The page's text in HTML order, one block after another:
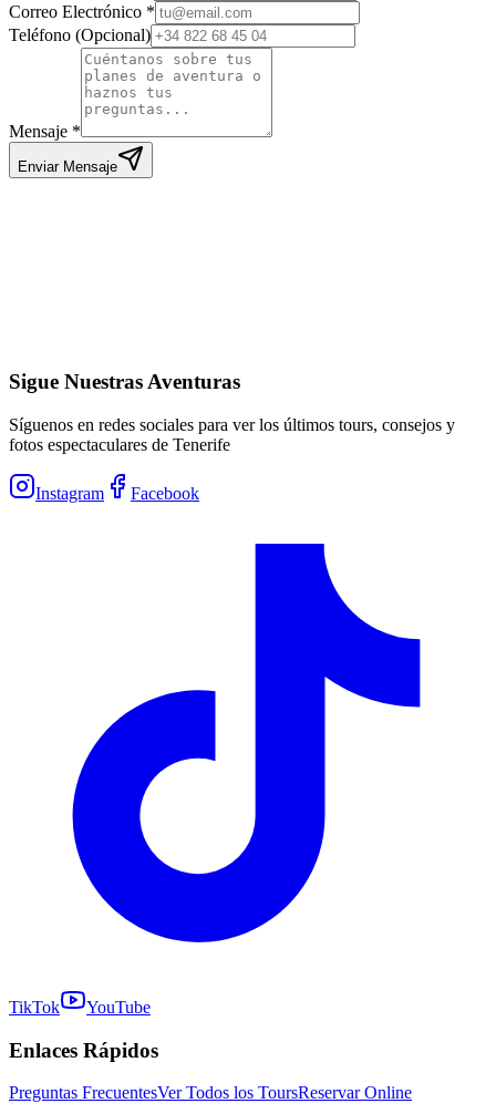
Correo Electrónico *
Teléfono (Opcional)
Mensaje *
Enviar Mensaje
Sigue Nuestras Aventuras
Síguenos en redes sociales para ver los últimos tours, consejos y
fotos espectaculares de Tenerife
Instagram Facebook
TikTok YouTube
Enlaces Rápidos
Preguntas FrecuentesVer Todos los ToursReservar Online